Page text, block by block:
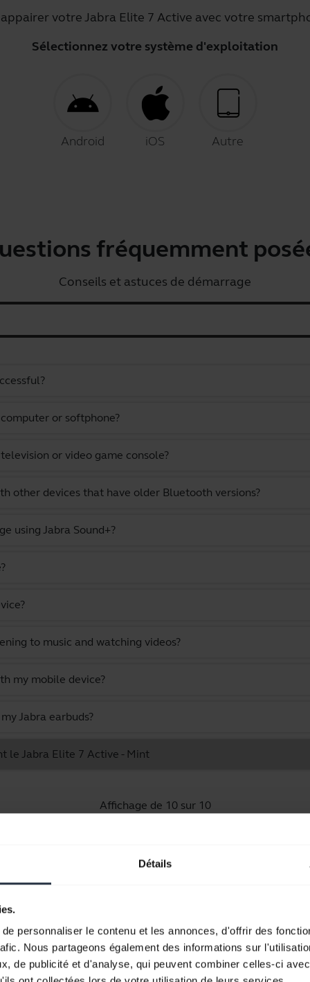
Détails
personnaliser le contenu et les annonces, d'offrir des
Nous partageons également des informations sur
de publicité et d'analyse, qui peuvent combiner celles-ci
votre Jabra Elite 7 Active avec votre
Sélectionnez votre système d'exploitation
Android iOS Autre
fréquemment
Conseils et astuces de démarrage
or softphone?
or video game console?
other devices that have older Bluetooth versions?
using Jabra Sound+?
to music and watching videos?
my mobile device?
Jabra earbuds?
le Jabra Elite 7 Active - Mint
Affichage de 10 sur 10
Guide de démarrage rapide
Multilingue